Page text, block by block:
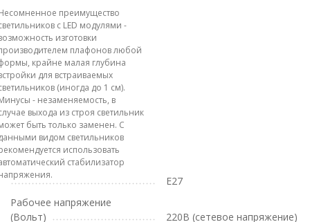
преимущество
с LED модулями -
изготовки
плафонов любой
крайне малая глубина
для встраиваемых
(иногда до 1 см).
- незаменяемость, в
выхода из строя светильник
быть только заменен. С
видом светильников
использовать
стабилизатор
E27
Рабочее напряжение
(Вольт)
220В (сетевое напряжение)